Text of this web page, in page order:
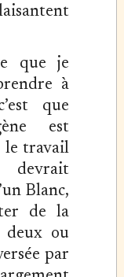
que je
à
que
est
le travail
Blanc,
de la
deux ou
par